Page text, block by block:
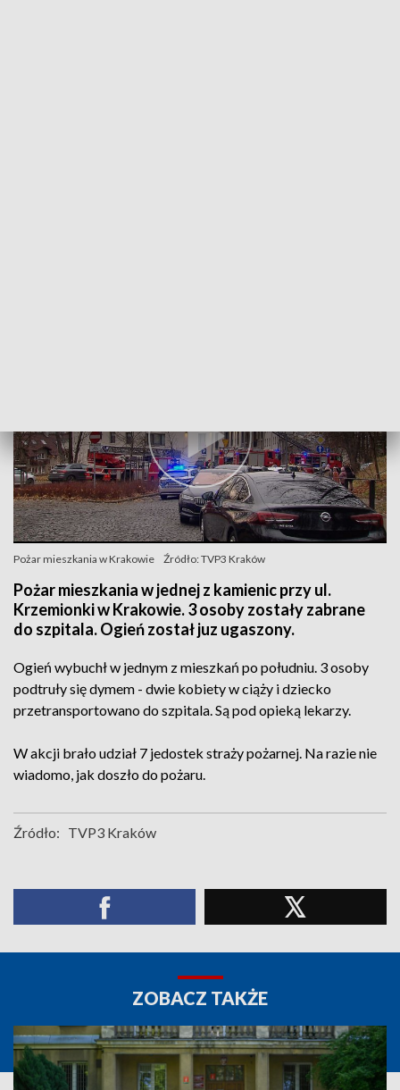
Pożar mieszkania w Krakowie Źródło: TVP3 Kraków
Pożar mieszkania w jednej z kamienic przy ul.
Krzemionki w Krakowie. 3 osoby zostały zabrane
do szpitala. Ogień został juz ugaszony.
Ogień wybuchł w jednym z mieszkań po południu. 3 osoby
podtruły się dymem - dwie kobiety w ciąży i dziecko
przetransportowano do szpitala. Są pod opieką lekarzy.
W akcji brało udział 7 jedostek straży pożarnej. Na razie nie
wiadomo, jak doszło do pożaru.
Źródło: TVP3 Kraków
ZOBACZ TAKŻE